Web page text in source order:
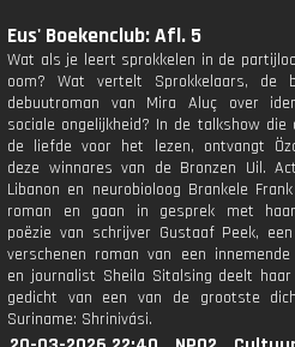
Eus' Boekenclub: Afl. 5
Wat als je leert sprokkelen in de
oom? Wat vertelt Sprokkelaars, de
debuutroman van Mira Aluç over
sociale ongelijkheid? In de talkshow die
de liefde voor het lezen, ontvangt
deze winnares van de Bronzen Uil.
Libanon en neurobioloog Brankele
roman en gaan in gesprek met
poëzie van schrijver Gustaaf Peek,
verschenen roman van een
en journalist Sheila Sitalsing deelt
gedicht van een van de grootste
Suriname: Shrinivási.